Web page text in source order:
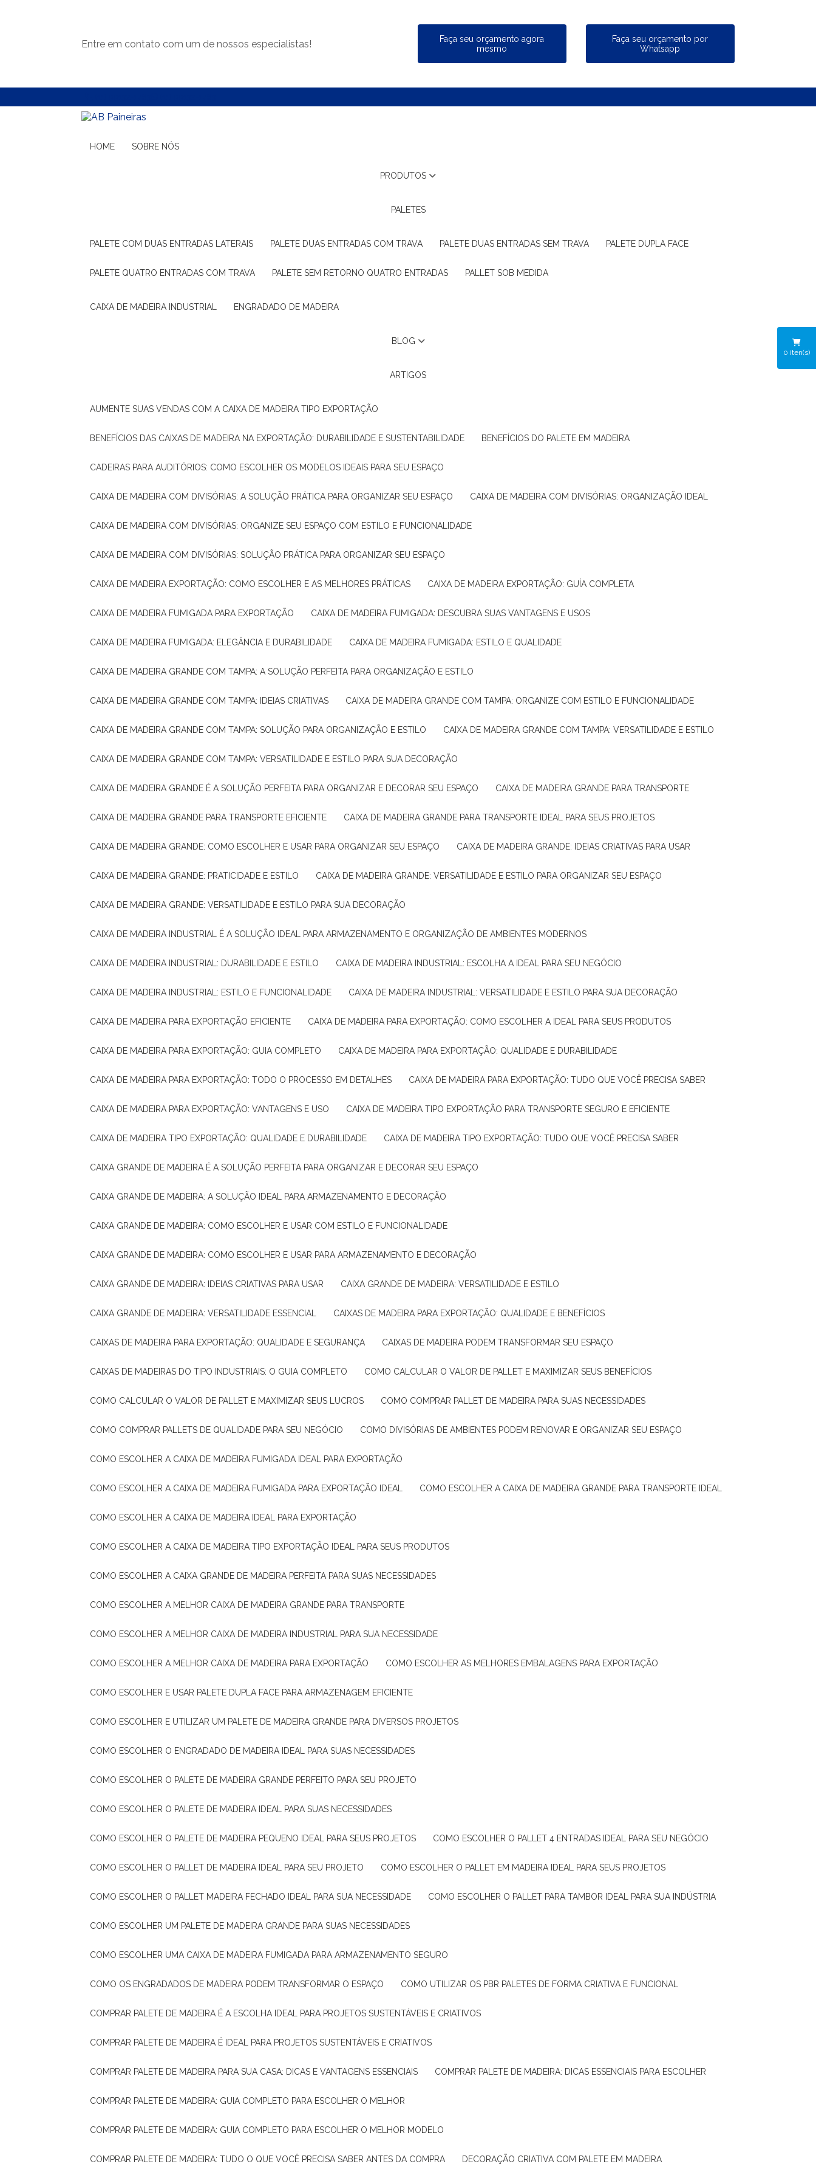
Entre em contato com um de nossos especialistas!
Faça seu orçamento agora
mesmo
Faça seu orçamento por
Whatsapp
HOME SOBRE NÓS
PRODUTOS
PALETES
PALETE COM DUAS ENTRADAS LATERAIS PALETE DUAS ENTRADAS COM TRAVA PALETE DUAS ENTRADAS SEM TRAVA PALETE DUPLA FACE
PALETE QUATRO ENTRADAS COM TRAVA PALETE SEM RETORNO QUATRO ENTRADAS PALLET SOB MEDIDA
CAIXA DE MADEIRA INDUSTRIAL ENGRADADO DE MADEIRA
BLOG
ARTIGOS
AUMENTE SUAS VENDAS COM A CAIXA DE MADEIRA TIPO EXPORTAÇÃO
BENEFÍCIOS DAS CAIXAS DE MADEIRA NA EXPORTAÇÃO: DURABILIDADE E SUSTENTABILIDADE BENEFÍCIOS DO PALETE EM MADEIRA
CADEIRAS PARA AUDITÓRIOS: COMO ESCOLHER OS MODELOS IDEAIS PARA SEU ESPAÇO
CAIXA DE MADEIRA COM DIVISÓRIAS: A SOLUÇÃO PRÁTICA PARA ORGANIZAR SEU ESPAÇO CAIXA DE MADEIRA COM DIVISÓRIAS: ORGANIZAÇÃO IDEAL
CAIXA DE MADEIRA COM DIVISÓRIAS: ORGANIZE SEU ESPAÇO COM ESTILO E FUNCIONALIDADE
CAIXA DE MADEIRA COM DIVISÓRIAS: SOLUÇÃO PRÁTICA PARA ORGANIZAR SEU ESPAÇO
CAIXA DE MADEIRA EXPORTAÇÃO: COMO ESCOLHER E AS MELHORES PRÁTICAS CAIXA DE MADEIRA EXPORTAÇÃO: GUÍA COMPLETA
CAIXA DE MADEIRA FUMIGADA PARA EXPORTAÇÃO CAIXA DE MADEIRA FUMIGADA: DESCUBRA SUAS VANTAGENS E USOS
CAIXA DE MADEIRA FUMIGADA: ELEGÂNCIA E DURABILIDADE CAIXA DE MADEIRA FUMIGADA: ESTILO E QUALIDADE
CAIXA DE MADEIRA GRANDE COM TAMPA: A SOLUÇÃO PERFEITA PARA ORGANIZAÇÃO E ESTILO
CAIXA DE MADEIRA GRANDE COM TAMPA: IDEIAS CRIATIVAS CAIXA DE MADEIRA GRANDE COM TAMPA: ORGANIZE COM ESTILO E FUNCIONALIDADE
CAIXA DE MADEIRA GRANDE COM TAMPA: SOLUÇÃO PARA ORGANIZAÇÃO E ESTILO CAIXA DE MADEIRA GRANDE COM TAMPA: VERSATILIDADE E ESTILO
CAIXA DE MADEIRA GRANDE COM TAMPA: VERSATILIDADE E ESTILO PARA SUA DECORAÇÃO
CAIXA DE MADEIRA GRANDE É A SOLUÇÃO PERFEITA PARA ORGANIZAR E DECORAR SEU ESPAÇO CAIXA DE MADEIRA GRANDE PARA TRANSPORTE
CAIXA DE MADEIRA GRANDE PARA TRANSPORTE EFICIENTE CAIXA DE MADEIRA GRANDE PARA TRANSPORTE IDEAL PARA SEUS PROJETOS
CAIXA DE MADEIRA GRANDE: COMO ESCOLHER E USAR PARA ORGANIZAR SEU ESPAÇO CAIXA DE MADEIRA GRANDE: IDEIAS CRIATIVAS PARA USAR
CAIXA DE MADEIRA GRANDE: PRATICIDADE E ESTILO CAIXA DE MADEIRA GRANDE: VERSATILIDADE E ESTILO PARA ORGANIZAR SEU ESPAÇO
CAIXA DE MADEIRA GRANDE: VERSATILIDADE E ESTILO PARA SUA DECORAÇÃO
CAIXA DE MADEIRA INDUSTRIAL É A SOLUÇÃO IDEAL PARA ARMAZENAMENTO E ORGANIZAÇÃO DE AMBIENTES MODERNOS
CAIXA DE MADEIRA INDUSTRIAL: DURABILIDADE E ESTILO CAIXA DE MADEIRA INDUSTRIAL: ESCOLHA A IDEAL PARA SEU NEGÓCIO
CAIXA DE MADEIRA INDUSTRIAL: ESTILO E FUNCIONALIDADE CAIXA DE MADEIRA INDUSTRIAL: VERSATILIDADE E ESTILO PARA SUA DECORAÇÃO
CAIXA DE MADEIRA PARA EXPORTAÇÃO EFICIENTE CAIXA DE MADEIRA PARA EXPORTAÇÃO: COMO ESCOLHER A IDEAL PARA SEUS PRODUTOS
CAIXA DE MADEIRA PARA EXPORTAÇÃO: GUIA COMPLETO CAIXA DE MADEIRA PARA EXPORTAÇÃO: QUALIDADE E DURABILIDADE
CAIXA DE MADEIRA PARA EXPORTAÇÃO: TODO O PROCESSO EM DETALHES CAIXA DE MADEIRA PARA EXPORTAÇÃO: TUDO QUE VOCÊ PRECISA SABER
CAIXA DE MADEIRA PARA EXPORTAÇÃO: VANTAGENS E USO CAIXA DE MADEIRA TIPO EXPORTAÇÃO PARA TRANSPORTE SEGURO E EFICIENTE
CAIXA DE MADEIRA TIPO EXPORTAÇÃO: QUALIDADE E DURABILIDADE CAIXA DE MADEIRA TIPO EXPORTAÇÃO: TUDO QUE VOCÊ PRECISA SABER
CAIXA GRANDE DE MADEIRA É A SOLUÇÃO PERFEITA PARA ORGANIZAR E DECORAR SEU ESPAÇO
CAIXA GRANDE DE MADEIRA: A SOLUÇÃO IDEAL PARA ARMAZENAMENTO E DECORAÇÃO
CAIXA GRANDE DE MADEIRA: COMO ESCOLHER E USAR COM ESTILO E FUNCIONALIDADE
CAIXA GRANDE DE MADEIRA: COMO ESCOLHER E USAR PARA ARMAZENAMENTO E DECORAÇÃO
CAIXA GRANDE DE MADEIRA: IDEIAS CRIATIVAS PARA USAR CAIXA GRANDE DE MADEIRA: VERSATILIDADE E ESTILO
CAIXA GRANDE DE MADEIRA: VERSATILIDADE ESSENCIAL CAIXAS DE MADEIRA PARA EXPORTAÇÃO: QUALIDADE E BENEFÍCIOS
CAIXAS DE MADEIRA PARA EXPORTAÇÃO: QUALIDADE E SEGURANÇA CAIXAS DE MADEIRA PODEM TRANSFORMAR SEU ESPAÇO
CAIXAS DE MADEIRAS DO TIPO INDUSTRIAIS: O GUIA COMPLETO COMO CALCULAR O VALOR DE PALLET E MAXIMIZAR SEUS BENEFÍCIOS
COMO CALCULAR O VALOR DE PALLET E MAXIMIZAR SEUS LUCROS COMO COMPRAR PALLET DE MADEIRA PARA SUAS NECESSIDADES
COMO COMPRAR PALLETS DE QUALIDADE PARA SEU NEGÓCIO COMO DIVISÓRIAS DE AMBIENTES PODEM RENOVAR E ORGANIZAR SEU ESPAÇO
COMO ESCOLHER A CAIXA DE MADEIRA FUMIGADA IDEAL PARA EXPORTAÇÃO
COMO ESCOLHER A CAIXA DE MADEIRA FUMIGADA PARA EXPORTAÇÃO IDEAL COMO ESCOLHER A CAIXA DE MADEIRA GRANDE PARA TRANSPORTE IDEAL
COMO ESCOLHER A CAIXA DE MADEIRA IDEAL PARA EXPORTAÇÃO
COMO ESCOLHER A CAIXA DE MADEIRA TIPO EXPORTAÇÃO IDEAL PARA SEUS PRODUTOS
COMO ESCOLHER A CAIXA GRANDE DE MADEIRA PERFEITA PARA SUAS NECESSIDADES
COMO ESCOLHER A MELHOR CAIXA DE MADEIRA GRANDE PARA TRANSPORTE
COMO ESCOLHER A MELHOR CAIXA DE MADEIRA INDUSTRIAL PARA SUA NECESSIDADE
COMO ESCOLHER A MELHOR CAIXA DE MADEIRA PARA EXPORTAÇÃO COMO ESCOLHER AS MELHORES EMBALAGENS PARA EXPORTAÇÃO
COMO ESCOLHER E USAR PALETE DUPLA FACE PARA ARMAZENAGEM EFICIENTE
COMO ESCOLHER E UTILIZAR UM PALETE DE MADEIRA GRANDE PARA DIVERSOS PROJETOS
COMO ESCOLHER O ENGRADADO DE MADEIRA IDEAL PARA SUAS NECESSIDADES
COMO ESCOLHER O PALETE DE MADEIRA GRANDE PERFEITO PARA SEU PROJETO
COMO ESCOLHER O PALETE DE MADEIRA IDEAL PARA SUAS NECESSIDADES
COMO ESCOLHER O PALETE DE MADEIRA PEQUENO IDEAL PARA SEUS PROJETOS COMO ESCOLHER O PALLET 4 ENTRADAS IDEAL PARA SEU NEGÓCIO
COMO ESCOLHER O PALLET DE MADEIRA IDEAL PARA SEU PROJETO COMO ESCOLHER O PALLET EM MADEIRA IDEAL PARA SEUS PROJETOS
COMO ESCOLHER O PALLET MADEIRA FECHADO IDEAL PARA SUA NECESSIDADE COMO ESCOLHER O PALLET PARA TAMBOR IDEAL PARA SUA INDÚSTRIA
COMO ESCOLHER UM PALETE DE MADEIRA GRANDE PARA SUAS NECESSIDADES
COMO ESCOLHER UMA CAIXA DE MADEIRA FUMIGADA PARA ARMAZENAMENTO SEGURO
COMO OS ENGRADADOS DE MADEIRA PODEM TRANSFORMAR O ESPAÇO COMO UTILIZAR OS PBR PALETES DE FORMA CRIATIVA E FUNCIONAL
COMPRAR PALETE DE MADEIRA É A ESCOLHA IDEAL PARA PROJETOS SUSTENTÁVEIS E CRIATIVOS
COMPRAR PALETE DE MADEIRA É IDEAL PARA PROJETOS SUSTENTÁVEIS E CRIATIVOS
COMPRAR PALETE DE MADEIRA PARA SUA CASA: DICAS E VANTAGENS ESSENCIAIS COMPRAR PALETE DE MADEIRA: DICAS ESSENCIAIS PARA ESCOLHER
COMPRAR PALETE DE MADEIRA: GUIA COMPLETO PARA ESCOLHER O MELHOR
COMPRAR PALETE DE MADEIRA: GUIA COMPLETO PARA ESCOLHER O MELHOR MODELO
COMPRAR PALETE DE MADEIRA: TUDO O QUE VOCÊ PRECISA SABER ANTES DA COMPRA DECORAÇÃO CRIATIVA COM PALETE EM MADEIRA
0 iten(s)